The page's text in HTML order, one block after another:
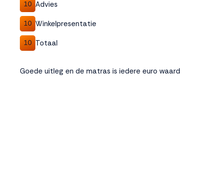
10 Advies
10 Winkelpresentatie
10 Totaal
Goede uitleg en de matras is iedere euro waard